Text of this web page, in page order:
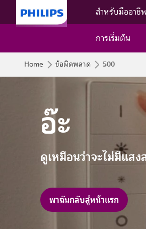
สำหรับมืออาชีพ
การเริ่มต้น
Home ข้อผิดพลาด 500
อ๊ะ
ดูเหมือนว่าจะไม่มีแส
พาฉันกลับสู่หน้าแรก